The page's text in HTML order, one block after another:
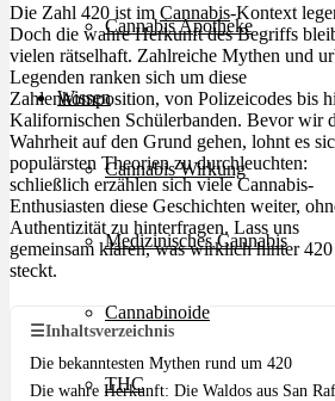
Cannabis Apotheke
Wissen
Cannabis Wirkung
Medizinisches Cannabis
Cannabinoide
THC
Die Zahl 420 ist im Cannabis-Kontext
Doch die wahre Herkunft des Begriffs
vielen rätselhaft. Zahlreiche Mythen und
Legenden ranken sich um diese
Zahlenkomposition, von Polizeicodes bis
Kalifornischen Schülerbanden. Bevor wir
Wahrheit auf den Grund gehen, lohnt es
populärsten Theorien zu durchleuchten:
schließlich erzählen sich viele Cannabis-
Enthusiasten diese Geschichten weiter,
Authentizität zu hinterfragen. Lass uns
gemeinsam klären, was wirklich hinter 420
steckt.
☰Inhaltsverzeichnis
Die bekanntesten Mythen rund um 420
Die wahre Herkunft: Die Waldos aus San